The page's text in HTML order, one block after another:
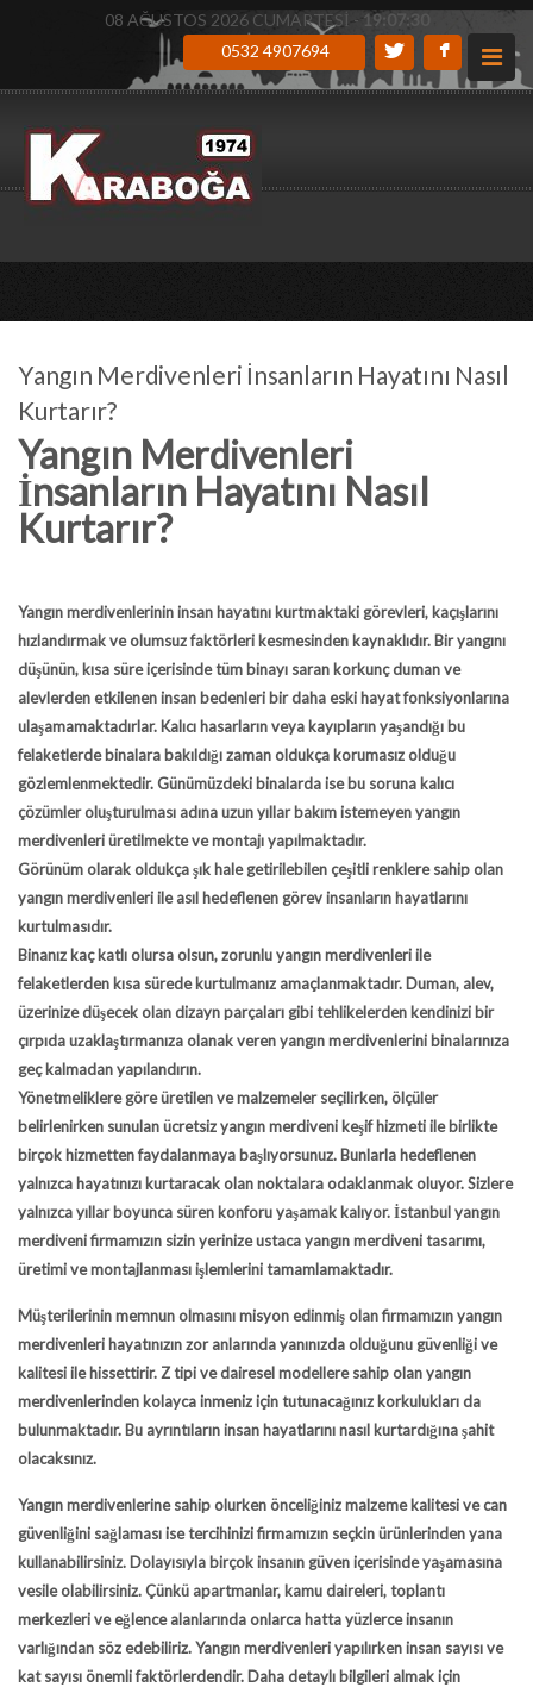
08 AĞUSTOS 2026 CUMARTESİ - 19:07:31
0532 4907694
Yangın Merdivenleri İnsanların Hayatını Nasıl
Kurtarır?
Yangın Merdivenleri
İnsanların Hayatını Nasıl
Kurtarır?
Yangın merdivenlerinin insan hayatını kurtmaktaki görevleri, kaçışlarını
hızlandırmak ve olumsuz faktörleri kesmesinden kaynaklıdır. Bir yangını
düşünün, kısa süre içerisinde tüm binayı saran korkunç duman ve
alevlerden etkilenen insan bedenleri bir daha eski hayat fonksiyonlarına
ulaşamamaktadırlar. Kalıcı hasarların veya kayıpların yaşandığı bu
felaketlerde binalara bakıldığı zaman oldukça korumasız olduğu
gözlemlenmektedir. Günümüzdeki binalarda ise bu soruna kalıcı
çözümler oluşturulması adına uzun yıllar bakım istemeyen yangın
merdivenleri üretilmekte ve montajı yapılmaktadır.
Görünüm olarak oldukça şık hale getirilebilen çeşitli renklere sahip olan
yangın merdivenleri ile asıl hedeflenen görev insanların hayatlarını
kurtulmasıdır.
Binanız kaç katlı olursa olsun, zorunlu yangın merdivenleri ile
felaketlerden kısa sürede kurtulmanız amaçlanmaktadır. Duman, alev,
üzerinize düşecek olan dizayn parçaları gibi tehlikelerden kendinizi bir
çırpıda uzaklaştırmanıza olanak veren yangın merdivenlerini binalarınıza
geç kalmadan yapılandırın.
Yönetmeliklere göre üretilen ve malzemeler seçilirken, ölçüler
belirlenirken sunulan ücretsiz yangın merdiveni keşif hizmeti ile birlikte
birçok hizmetten faydalanmaya başlıyorsunuz. Bunlarla hedeflenen
yalnızca hayatınızı kurtaracak olan noktalara odaklanmak oluyor. Sizlere
yalnızca yıllar boyunca süren konforu yaşamak kalıyor. İstanbul yangın
merdiveni firmamızın sizin yerinize ustaca yangın merdiveni tasarımı,
üretimi ve montajlanması işlemlerini tamamlamaktadır.
Müşterilerinin memnun olmasını misyon edinmiş olan firmamızın yangın
merdivenleri hayatınızın zor anlarında yanınızda olduğunu güvenliği ve
kalitesi ile hissettirir. Z tipi ve dairesel modellere sahip olan yangın
merdivenlerinden kolayca inmeniz için tutunacağınız korkulukları da
bulunmaktadır. Bu ayrıntıların insan hayatlarını nasıl kurtardığına şahit
olacaksınız.
Yangın merdivenlerine sahip olurken önceliğiniz malzeme kalitesi ve can
güvenliğini sağlaması ise tercihinizi firmamızın seçkin ürünlerinden yana
kullanabilirsiniz. Dolayısıyla birçok insanın güven içerisinde yaşamasına
vesile olabilirsiniz. Çünkü apartmanlar, kamu daireleri, toplantı
merkezleri ve eğlence alanlarında onlarca hatta yüzlerce insanın
varlığından söz edebiliriz. Yangın merdivenleri yapılırken insan sayısı ve
kat sayısı önemli faktörlerdendir. Daha detaylı bilgileri almak için